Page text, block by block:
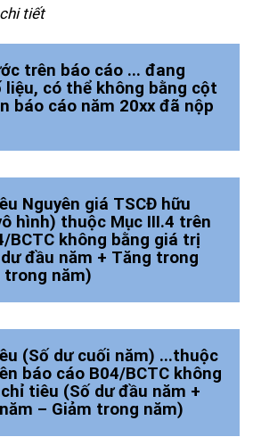
tiết
trên báo cáo ... đang
liệu, có thể không bằng cột
báo cáo năm 20xx đã nộp
Nguyên giá TSCĐ hữu
hình) thuộc Mục III.4 trên
BCTC không bằng giá trị
đầu năm + Tăng trong
trong năm)
(Số dư cuối năm) ...thuộc
báo cáo B04/BCTC không
tiêu (Số dư đầu năm +
– Giảm trong năm)